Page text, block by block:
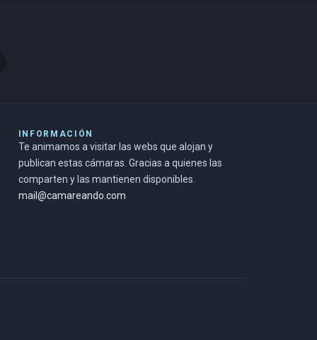
INFORMACIÓN
Te animamos a visitar las webs que alojan y
publican estas cámaras. Gracias a quienes las
comparten y las mantienen disponibles.
mail@camareando.com